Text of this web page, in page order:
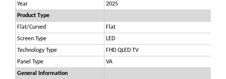
Year
2025
Product Type
Flat/Curved
Flat
Screen Type
LED
Technology Type
FHD QLED TV
Panel Type
VA
General Information